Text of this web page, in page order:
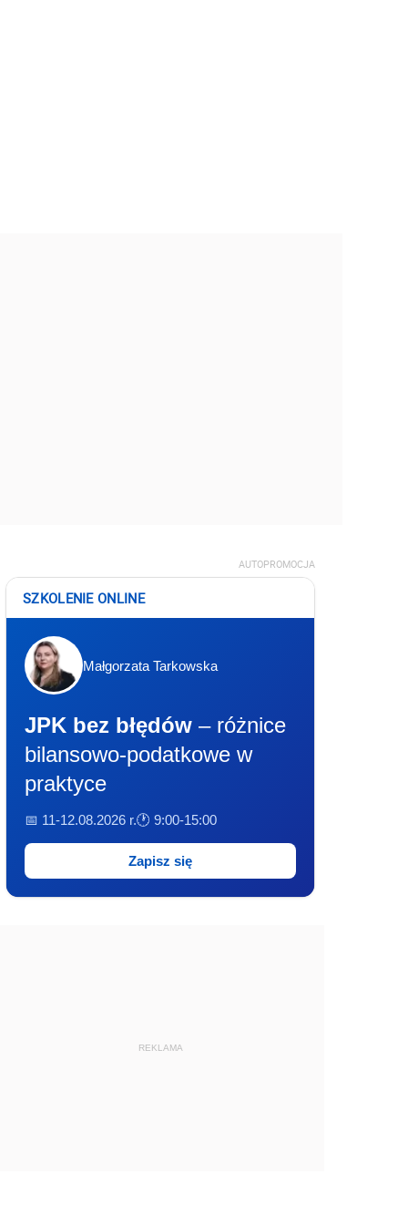
AUTOPROMOCJA
SZKOLENIE ONLINE
Małgorzata Tarkowska
JPK bez błędów – różnice
bilansowo-podatkowe w
praktyce
📅 11-12.08.2026 r.🕐 9:00-15:00
Zapisz się
REKLAMA